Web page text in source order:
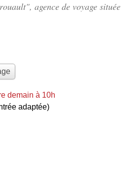
agence de voyage située
demain à 10h
adaptée)